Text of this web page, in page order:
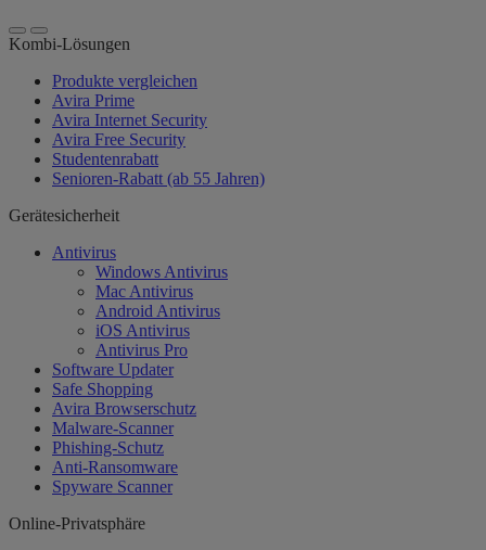
Kombi-Lösungen
Produkte vergleichen
Avira Prime
Avira Internet Security
Avira Free Security
Studentenrabatt
Senioren-Rabatt (ab 55 Jahren)
Gerätesicherheit
Antivirus
Windows Antivirus
Mac Antivirus
Android Antivirus
iOS Antivirus
Antivirus Pro
Software Updater
Safe Shopping
Avira Browserschutz
Malware-Scanner
Phishing-Schutz
Anti-Ransomware
Spyware Scanner
Online-Privatsphäre